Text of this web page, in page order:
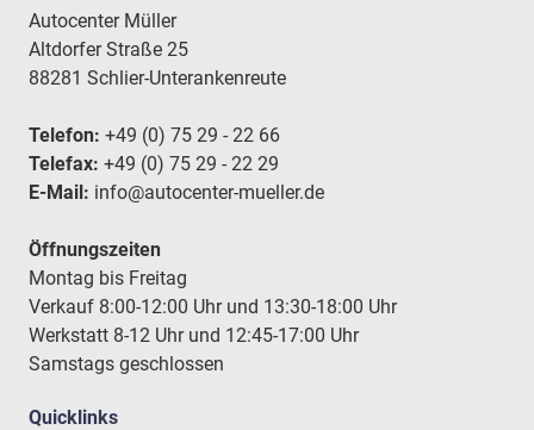
Autocenter Müller
Altdorfer Straße 25
88281 Schlier-Unterankenreute
Telefon: +49 (0) 75 29 - 22 66
Telefax: +49 (0) 75 29 - 22 29
E-Mail: info@autocenter-mueller.de
Öffnungszeiten
Montag bis Freitag
Verkauf 8:00-12:00 Uhr und 13:30-18:00 Uhr
Werkstatt 8-12 Uhr und 12:45-17:00 Uhr
Samstags geschlossen
Quicklinks